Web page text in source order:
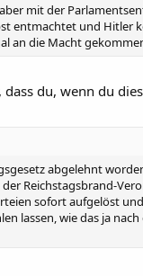
, aber mit der
entmachtet und Hitler
an die Macht
du, wenn du
abgelehnt
Reichstagsbrand-
sofort aufgelöst
lassen, wie das ja